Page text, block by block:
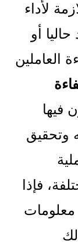
لأداء
أو
العاملين
فيها
وتحقيق
فإذا
معلومات